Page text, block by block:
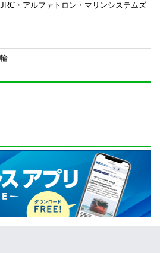
・アルファトロン・マリンシステムズ